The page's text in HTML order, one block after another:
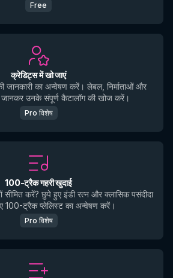
Free
क्रेडिट्स में खो जाएं
जानकारी का अन्वेषण करें। लेबल, निर्माताओं और
जानकर उनके संपूर्ण कैटालॉग की खोज करें।
Pro विशेष
100-ट्रैक गहरी खुदाई
करें? छुपे हुए इंडी रत्न और क्लासिक पसंदीदा
100-ट्रैक प्लेलिस्ट का अन्वेषण करें।
Pro विशेष